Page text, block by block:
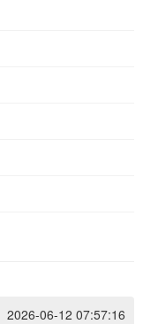
2026-06-12 07:57:16